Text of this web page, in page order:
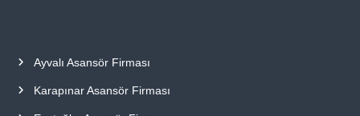
Ayvalı Asansör Firması
Karapınar Asansör Firması